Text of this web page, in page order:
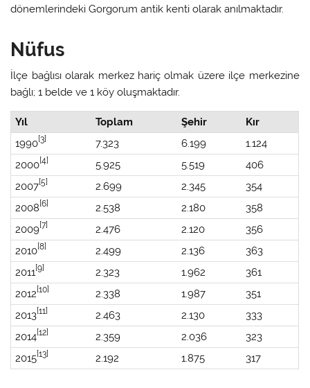
dönemlerindeki Gorgorum antik kenti olarak anılmaktadır.
Nüfus
İlçe bağlısı olarak merkez hariç olmak üzere ilçe merkezine
bağlı; 1 belde ve 1 köy oluşmaktadır.
Yıl Toplam Şehir
Kır
1990[3] 7.323 6.199
1.124
2000[4] 5.925 5.519
406
2007[5] 2.699 2.345
354
2008 [6] 2.538 2.180
358
2009[7] 2.476 2.120
356
2010[8] 2.499 2.136
363
2011[9] 2.323 1.962
361
2012 [10] 2.338 1.987
351
2013[11] 2.463 2.130
333
2014[12] 2.359 2.036
323
2015[13] 2.192 1.875 317